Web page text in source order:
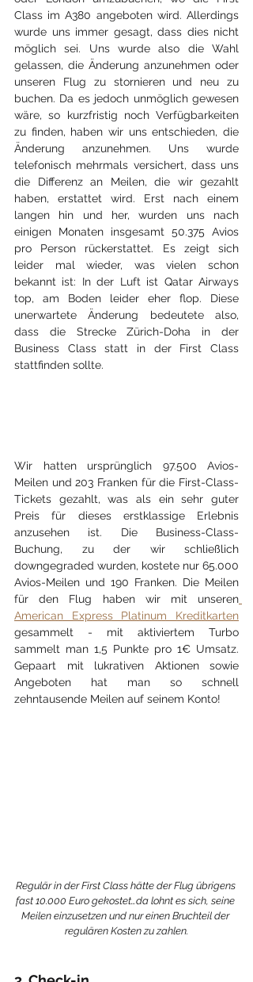
Class im A380 angeboten wird. Allerdings
wurde uns immer gesagt, dass dies nicht
möglich sei. Uns wurde also die Wahl
gelassen, die Änderung anzunehmen oder
unseren Flug zu stornieren und neu zu
buchen. Da es jedoch unmöglich gewesen
wäre, so kurzfristig noch Verfügbarkeiten
zu finden, haben wir uns entschieden, die
Änderung anzunehmen. Uns wurde
telefonisch mehrmals versichert, dass uns
die Differenz an Meilen, die wir gezahlt
haben, erstattet wird. Erst nach einem
langen hin und her, wurden uns nach
einigen Monaten insgesamt 50.375 Avios
pro Person rückerstattet. Es zeigt sich
leider mal wieder, was vielen schon
bekannt ist: In der Luft ist Qatar Airways
top, am Boden leider eher flop. Diese
unerwartete Änderung bedeutete also,
dass die Strecke Zürich-Doha in der
Business Class statt in der First Class
stattfinden sollte.
Wir hatten ursprünglich 97.500 Avios-
Meilen und 203 Franken für die First-Class-
Tickets gezahlt, was als ein sehr guter
Preis für dieses erstklassige Erlebnis
anzusehen ist. Die Business-Class-
Buchung, zu der wir schließlich
downgegraded wurden, kostete nur 65.000
Avios-Meilen und 190 Franken. Die Meilen
für den Flug haben wir mit unseren
American Express Platinum Kreditkarten
gesammelt - mit aktiviertem Turbo
sammelt man 1,5 Punkte pro 1€ Umsatz.
Gepaart mit lukrativen Aktionen sowie
Angeboten hat man so schnell
zehntausende Meilen auf seinem Konto!
Regulär in der First Class hätte der Flug übrigens
fast 10.000 Euro gekostet…da lohnt es sich, seine
Meilen einzusetzen und nur einen Bruchteil der
regulären Kosten zu zahlen.